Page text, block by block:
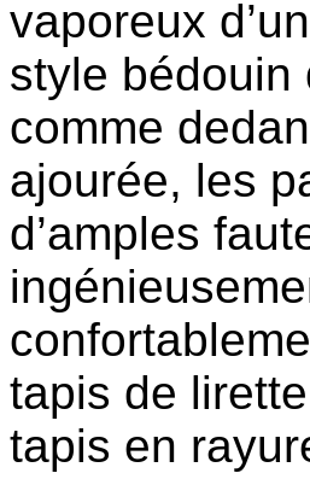
vaporeux
style bédouin
comme
ajourée, les
d’amples
tapis de
tapis en